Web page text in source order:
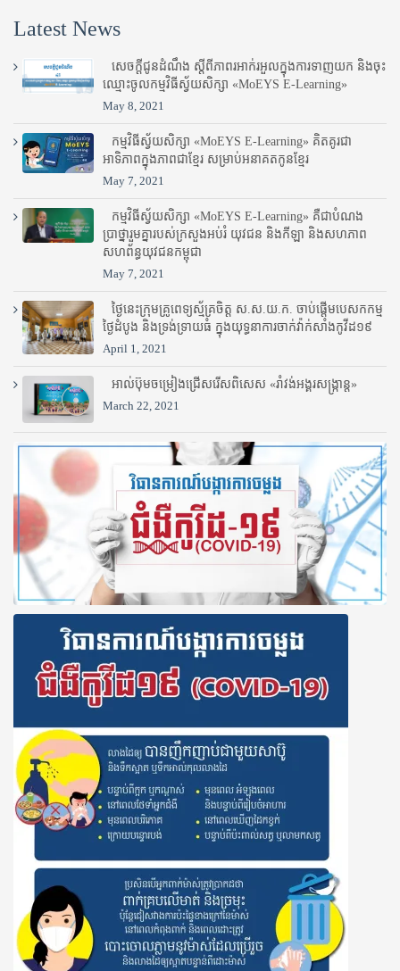
Latest News
សេចក្តីជូនដំណឹង ស្តី​ពីភាព​រអាក់រអួល​ក្នុងការ​ទាញ​យក និង​ចុះ​
ឈ្មោះ​ចូល​កម្មវិធី​ស្វ័យសិក្សា «MoEYS E-Learning»
May 8, 2021
កម្មវិធីស្វ័យសិក្សា «MoEYS E-Learning» គិតគូរជា
អាទិភាពក្នុងភាពជាខ្មែរ សម្រាប់អនាគតកូនខ្មែរ
May 7, 2021
កម្មវិធីស្វ័យសិក្សា «MoEYS E-Learning» គឺជាបំណង
ប្រាថ្នារួមគ្នារបស់ក្រសួងអប់រំ​ យុវជន និងកីឡា និងសហភាព
សហព័ន្ធយុវជនកម្ពុជា
May 7, 2021
ថ្ងៃនេះក្រុមគ្រូពេទ្យស្ម័គ្រចិត្ត ស.ស.យ.ក. ចាប់ផ្តើមបេសកកម្ម
ថ្ងៃដំបូង និងទ្រង់ទ្រាយធំ ក្នុងយុទ្ធនាការចាក់វ៉ាក់សាំងកូវីដ១៩
April 1, 2021
អាល់ប៊ុមចម្រៀងជ្រើសរើសពិសេស «រាំវង់អង្គរសង្ក្រាន្ត»
March 22, 2021